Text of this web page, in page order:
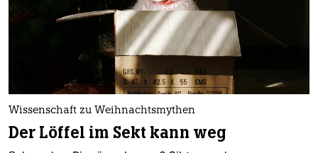
Wissenschaft zu Weihnachtsmythen
Der Löffel im Sekt kann weg